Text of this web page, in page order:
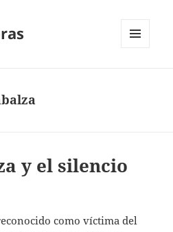
y el silencio
como víctima del